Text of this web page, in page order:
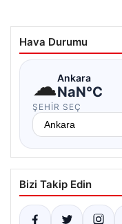
Hava Durumu
☁Ankara
NaN°C
ŞEHIR SEÇ
Bizi Takip Edin